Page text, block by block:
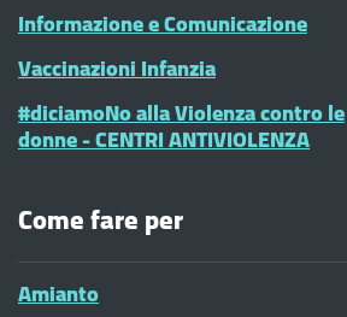
Informazione e Comunicazione
Vaccinazioni Infanzia
#diciamoNo alla Violenza contro le
donne - CENTRI ANTIVIOLENZA
Come fare per
Amianto